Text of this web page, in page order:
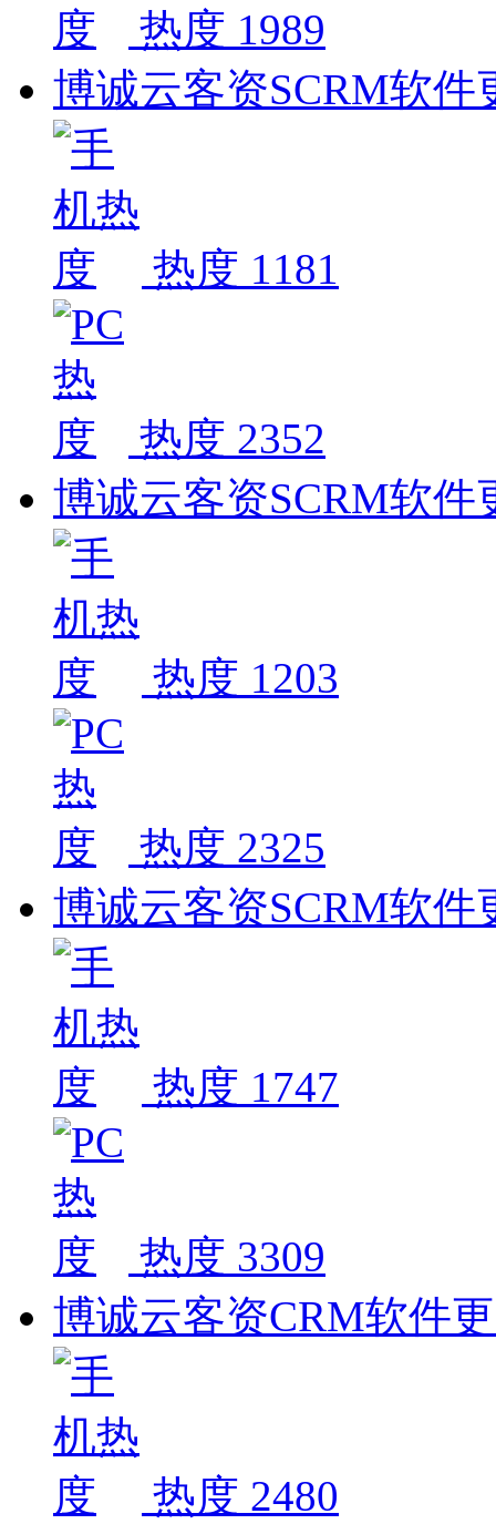
热度 1989
博诚云客资SCRM软件
热度 1181
热度 2352
博诚云客资SCRM软件
热度 1203
热度 2325
博诚云客资SCRM软件
热度 1747
热度 3309
博诚云客资CRM软件
热度 2480